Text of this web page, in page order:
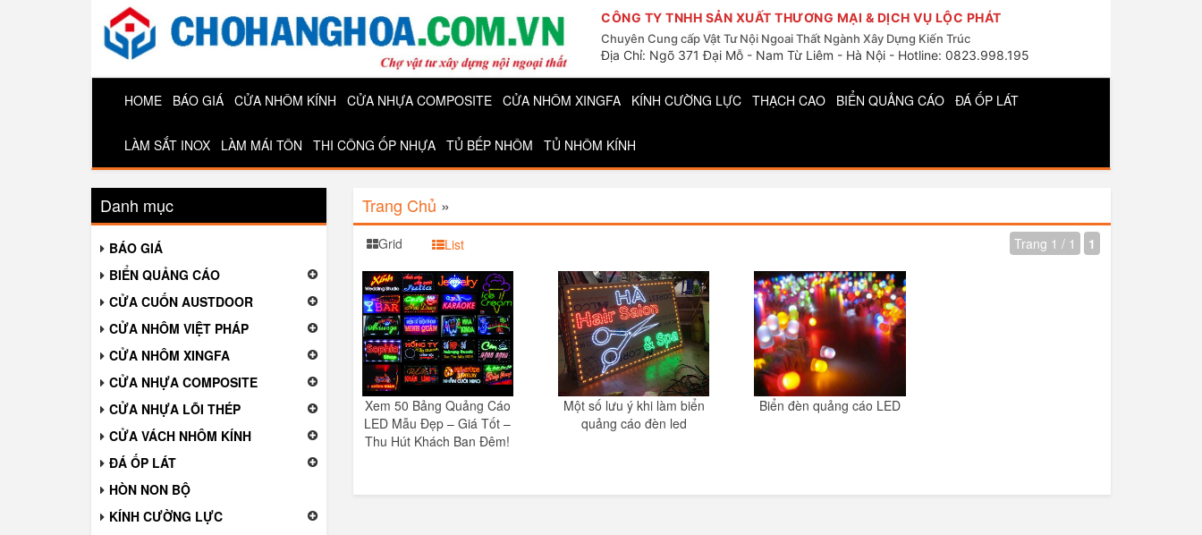
CÔNG TY TNHH SẢN XUẤT THƯƠNG MẠI & DỊCH VỤ LỘC PHÁT
Chuyên Cung cấp Vật Tư Nội Ngoai Thất Ngành Xây Dựng Kiến Trúc
Địa Chỉ: Ngõ 371 Đại Mỗ - Nam Từ Liêm - Hà Nội - Hotline: 0823.998.195
HOME BÁO GIÁ CỬA NHÔM KÍNH CỬA NHỰA COMPOSITE CỬA NHÔM XINGFA KÍNH CƯỜNG LỰC THẠCH CAO BIỂN QUẢNG CÁO ĐÁ ỐP LÁT
LÀM SẮT INOX LÀM MÁI TÔN THI CÔNG ỐP NHỰA TỦ BẾP NHÔM TỦ NHÔM KÍNH
Danh mục
BÁO GIÁ
BIỂN QUẢNG CÁO
CỬA CUỐN AUSTDOOR
CỬA NHÔM VIỆT PHÁP
CỬA NHÔM XINGFA
CỬA NHỰA COMPOSITE
CỬA NHỰA LÕI THÉP
CỬA VÁCH NHÔM KÍNH
ĐÁ ỐP LÁT
HÒN NON BỘ
KÍNH CƯỜNG LỰC
Trang Chủ »
Grid List Trang 1 / 1 1
Xem 50 Bảng Quảng Cáo
LED Mẫu Đẹp – Giá Tốt –
Thu Hút Khách Ban Đêm!
Một số lưu ý khi làm biển
quảng cáo đèn led
Biển đèn quảng cáo LED